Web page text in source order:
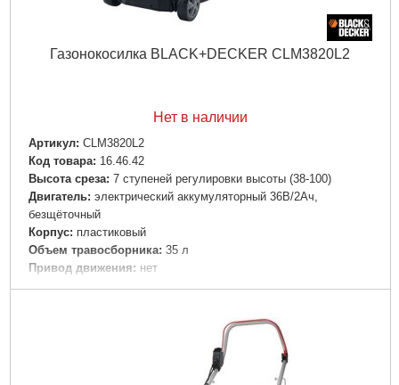
Газонокосилка BLACK+DECKER CLM3820L2
Нет в наличии
Артикул: CLM3820L2
Код товара: 16.46.42
Высота среза: 7 ступеней регулировки высоты (38-100)
Двигатель: электрический аккумуляторный 36В/2Ач,
безщёточный
Корпус: пластиковый
Объем травосборника: 35 л
Привод движения: нет
Регулировка высоты среза: центральная
регулируемая, складная
аккумуляторная